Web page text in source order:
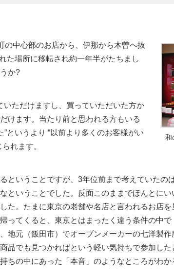
和
中心部のお店から、伊那から木曽へ抜
た場所に移転され約一年半がたちまし
か?
いただけますし、買っていただいた方か
けます。当たり前と思われる方もいる
というより “以前より多くのお客様がい
れます。
ということですが、3年位前まで考えていたの
ということでした。反面このままでほんとに
た。たまに東京の老舗や名店と言われるお店
ってくると、東京とはまったく違う条件の中
地元（飯田市）でオーブンメーカーの七洋製
品でも見つかればという軽い気持ちで参加し
ちの中にあった「本音」のようなところがわ